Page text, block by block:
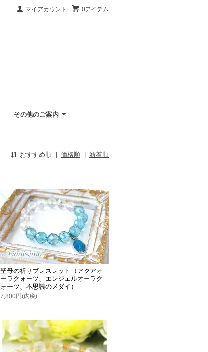
0アイテム
マイアカウント
その他のご案内
おすすめ順 | 価格順 | 新着順
聖母の祈りブレスレット（アクアオ
ーラクォーツ、エンジェルオーラク
ォーツ、不思議のメダイ）
7,800円(内税)